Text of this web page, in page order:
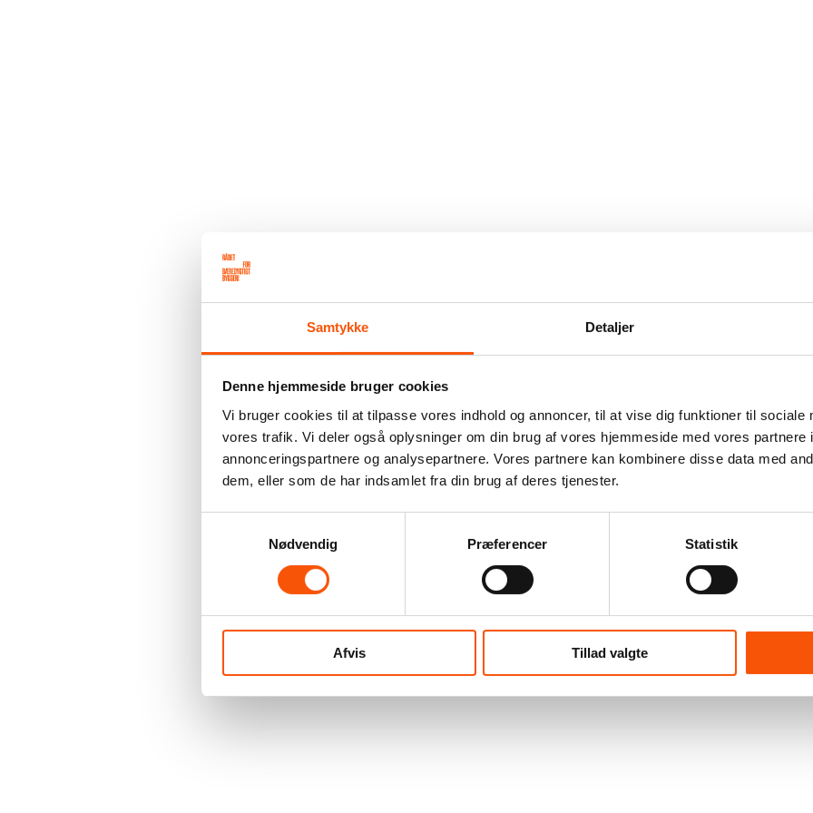
Samtykke Detaljer
Denne hjemmeside bruger cookies
Vi bruger cookies til at tilpasse vores indhold og annoncer, til at vise dig funktioner til sociale
vores trafik. Vi deler også oplysninger om din brug af vores hjemmeside med vores partnere
annonceringspartnere og analysepartnere. Vores partnere kan kombinere disse data med
dem, eller som de har indsamlet fra din brug af deres tjenester.
Nødvendig
Præferencer Statistik
Afvis Tillad valgte